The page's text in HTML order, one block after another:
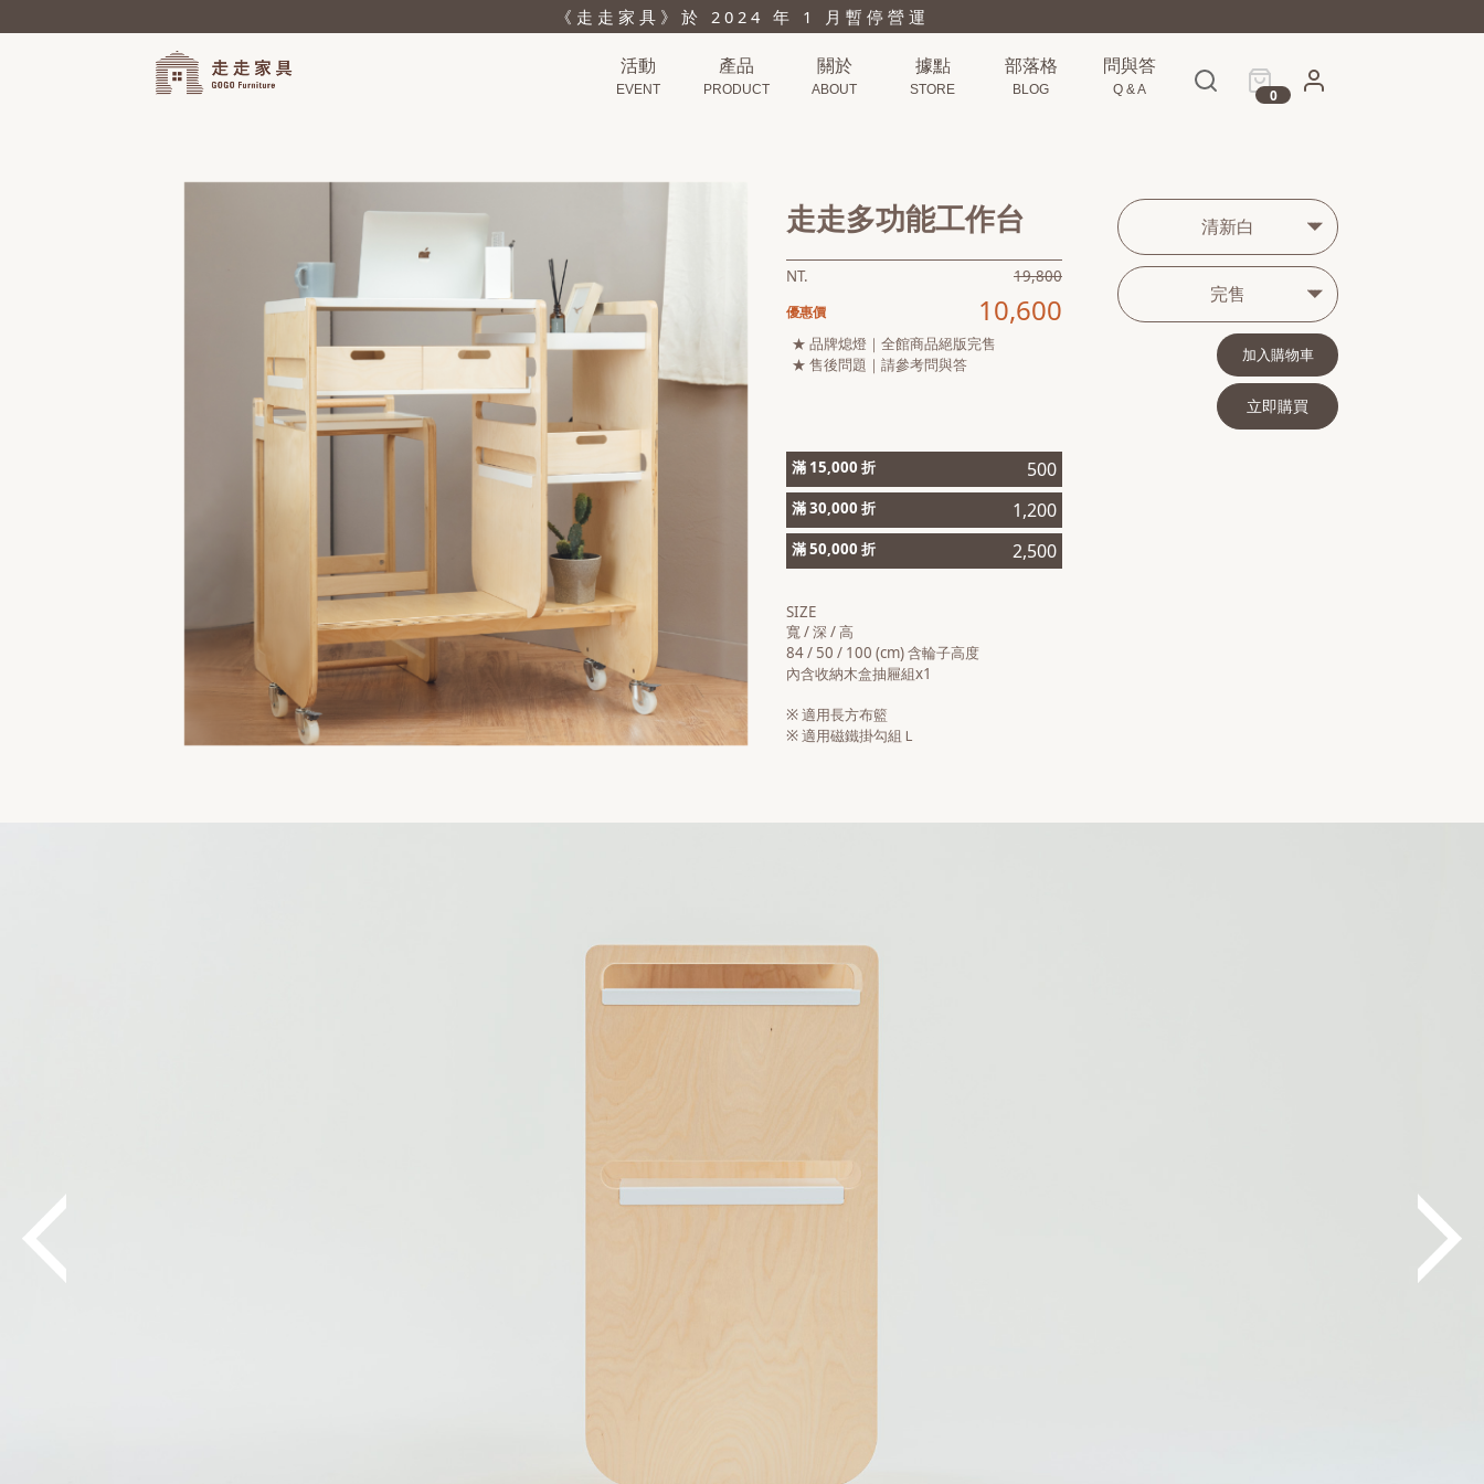
《走走家具》於 2024 年 1 月暫停營運
活動
EVENT
產品
PRODUCT
關於
ABOUT
據點
STORE
部落格
BLOG
問與答
Q & A 0
走走多功能工作台
NT. 19,800
優惠價 10,600
★ 品牌熄燈｜全館商品絕版完售
★ 售後問題｜請參考問與答
滿 15,000 折 500
滿 30,000 折 1,200
滿 50,000 折 2,500
SIZE
寬 / 深 / 高
84 / 50 / 100 (cm) 含輪子高度
內含收納木盒抽屜組x1
※ 適用長方布籃
※ 適用磁鐵掛勾組Ｌ
清新白
完售
加入購物車
立即購買